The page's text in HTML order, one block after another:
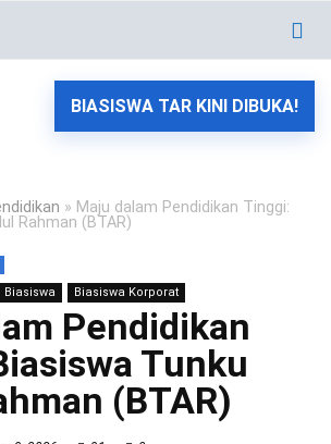
BIASISWA TAR KINI DIBUKA!
» Maju dalam Pendidikan Tinggi:
Rahman (BTAR)
Biasiswa Biasiswa Korporat
Pendidikan
Tunku
(BTAR)